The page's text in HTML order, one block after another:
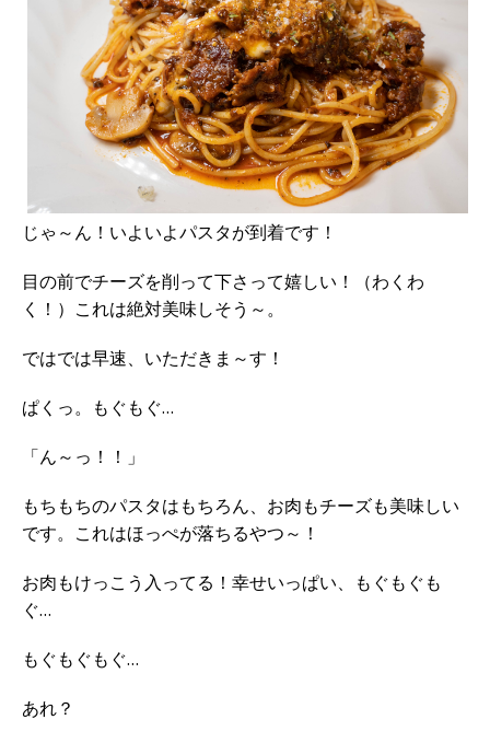
じゃ～ん！いよいよパスタが到着です！
目の前でチーズを削って下さって嬉しい！（わくわ
く！）これは絶対美味しそう～。
ではでは早速、いただきま～す！
ぱくっ。もぐもぐ…
「ん～っ！！」
もちもちのパスタはもちろん、お肉もチーズも美味しい
です。これはほっぺが落ちるやつ～！
お肉もけっこう入ってる！幸せいっぱい、もぐもぐも
ぐ…
もぐもぐもぐ…
あれ？